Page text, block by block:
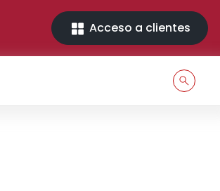
Acceso a clientes